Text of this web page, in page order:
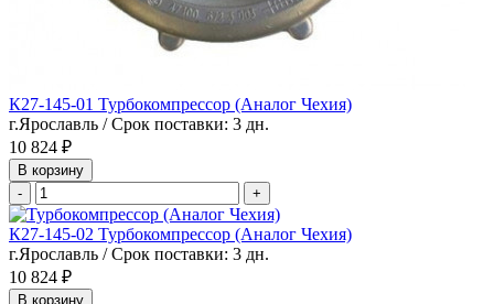
К27-145-01 Турбокомпрессор (Аналог Чехия)
г.Ярославль / Срок поставки: 3 дн.
10 824 ₽
В корзину
-
+
К27-145-02 Турбокомпрессор (Аналог Чехия)
г.Ярославль / Срок поставки: 3 дн.
10 824 ₽
В корзину